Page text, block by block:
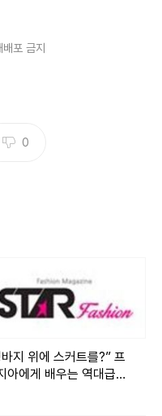
포 금지
0
지 위에 스커트를?” 프
아에게 배우는 역대급